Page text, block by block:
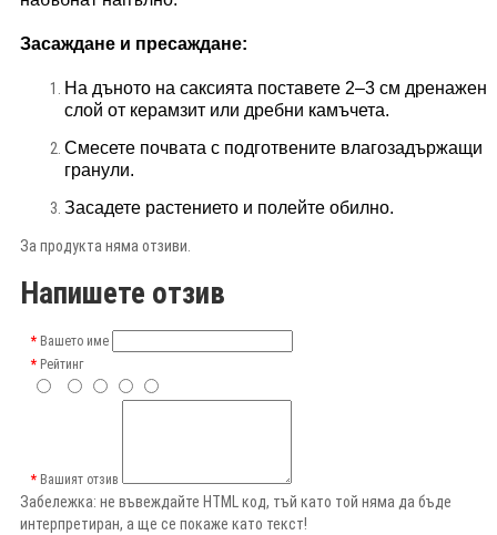
Засаждане и пресаждане:
На дъното на саксията поставете 2–3 см дренажен
слой от керамзит или дребни камъчета.
Смесете почвата с подготвените влагозадържащи
гранули.
Засадете растението и полейте обилно.
За продукта няма отзиви.
Напишете отзив
Вашето име
Рейтинг
Вашият отзив
Забележка: не въвеждайте HTML код, тъй като той няма да бъде
интерпретиран, а ще се покаже като текст!